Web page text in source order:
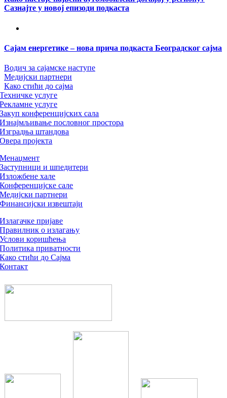
Сазнајте у новој епизоди подкаста
Сајам енергетике – нова прича подкаста Београдског сајма
Водич за сајамске наступе
Медијски партнери
Како стићи до сајма
Техничке услуге
Рекламне услуге
Закуп конференцијских сала
Изнајмљивање пословног простора
Изградња штандова
Овера пројекта
Менаџмент
Заступници и шпедитери
Изложбене хале
Конференцијске сале
Медијски партнери
Финансијски извештаји
Излагачке пријаве
Правилник о излагању
Услови коришћења
Политика приватности
Како стићи до Сајма
Контакт